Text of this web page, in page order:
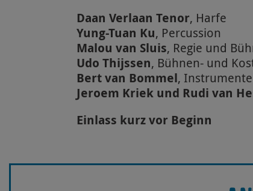
Daan Verlaan Tenor, Harfe
Yung-Tuan Ku, Percussion
Malou van Sluis, Regie und
Udo Thijssen, Bühnen- und
Bert van Bommel,
Jeroem Kriek und Rudi van
Einlass kurz vor Beginn